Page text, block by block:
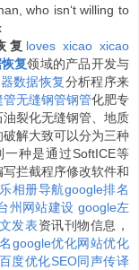
who isn‘t willing to
复 loves xicao xicao
复领域的产品开发与
数据恢复分析程序来
管无缝钢管钢管化肥专
裂化无缝钢管、地质
破解大致可以分为三种
种是通过SoftICE等
拦截程序修改软件和
相册导航google排名
州网站建设 google左
发表资讯刊物信息，
google优化网站优化
百度优化SEO同声传译